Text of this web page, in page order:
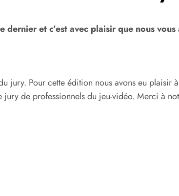
et c’est avec plaisir que nous
jury. Pour cette édition nous avons eu plaisir
de professionnels du jeu-vidéo. Merci à